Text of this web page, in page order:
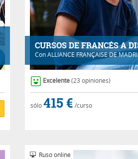
CURSOS DE FRANCÉS A
ConALLIANCE FRANÇAISE DE
Excelente (23 opiniones)
sólo415 € /curso
Ruso online